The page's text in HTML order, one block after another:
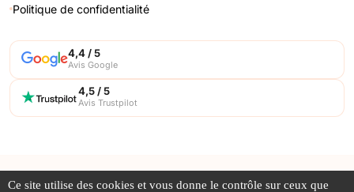
Politique de confidentialité
4,4 / 5
Avis Google
4,5 / 5
Avis Trustpilot
Ce site utilise des cookies et vous donne le contrôle sur ceux que